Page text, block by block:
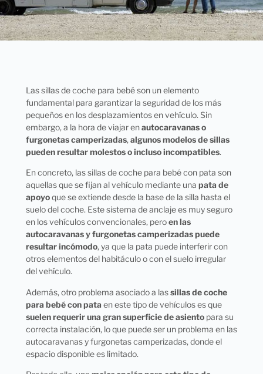
Las sillas de coche para bebé son un elemento
fundamental para garantizar la seguridad de los más
pequeños en los desplazamientos en vehículo. Sin
embargo, a la hora de viajar enautocaravanas o
furgonetas camperizadas, algunos modelos de sillas
pueden resultar molestos o incluso incompatibles.
En concreto, las sillas de coche para bebé con pata son
aquellas que se fijan al vehículo mediante una pata de
apoyoque se extiende desde la base de la silla hasta el
suelo del coche. Este sistema de anclaje es muy seguro
en los vehículos convencionales, peroen las
autocaravanas y furgonetas camperizadas puede
resultar incómodo, ya que la pata puede interferir con
otros elementos del habitáculo o con el suelo irregular
del vehículo.
Además, otro problema asociado a lassillas de coche
para bebé con pata en este tipo de vehículos es que
suelen requerir una gran superficie de asiento para su
correcta instalación, lo que puede ser un problema en las
autocaravanas y furgonetas camperizadas, donde el
espacio disponible es limitado.